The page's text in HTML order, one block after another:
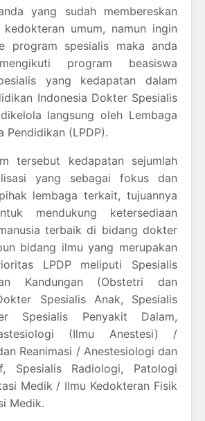
yang sudah membereskan
umum, namun ingin
program spesialis maka anda
program beasiswa
yang kedapatan dalam
Indonesia Dokter Spesialis
langsung oleh Lembaga
Pendidikan (LPDP).
tersebut kedapatan sejumlah
yang sebagai fokus dan
lembaga terkait, tujuannya
mendukung ketersediaan
terbaik di bidang dokter
bidang ilmu yang merupakan
LPDP meliputi Spesialis
Kandungan (Obstetri dan
Spesialis Anak, Spesialis
Spesialis Penyakit Dalam,
(Ilmu Anestesi) /
Reanimasi / Anestesiologi dan
Spesialis Radiologi, Patologi
Medik / Ilmu Kedokteran Fisik
Medik.